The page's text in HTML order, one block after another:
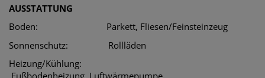
AUSSTATTUNG
Boden: Parkett, Fliesen/Feinsteinzeug
Sonnenschutz:
Rollläden
Heizung/Kühlung: